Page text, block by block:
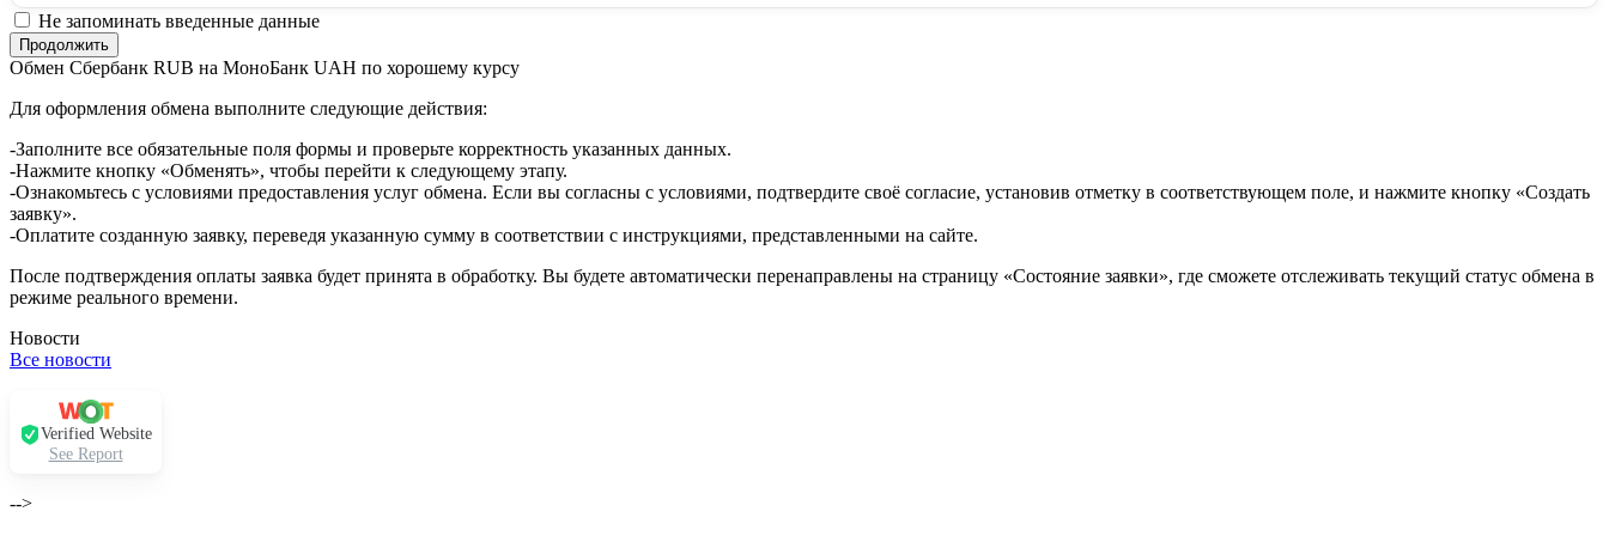
Не запоминать введенные данные
Обмен Сбербанк RUB на МоноБанк UAH по хорошему курсу
Для оформления обмена выполните следующие действия:
-Заполните все обязательные поля формы и проверьте корректность указанных данных.
-Нажмите кнопку «Обменять», чтобы перейти к следующему этапу.
-Ознакомьтесь с условиями предоставления услуг обмена. Если вы согласны с условиями, подтвердите своё согласие, установив отметку в соответствующем поле, и нажмите кнопку «Создать
заявку».
-Оплатите созданную заявку, переведя указанную сумму в соответствии с инструкциями, представленными на сайте.
После подтверждения оплаты заявка будет принята в обработку. Вы будете автоматически перенаправлены на страницу «Состояние заявки», где сможете отслеживать текущий статус обмена в
режиме реального времени.
Новости
Все новости
Verified Website
See Report
-->